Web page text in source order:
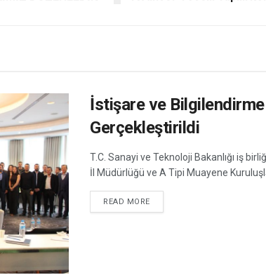
İstişare ve Bilgilendirme
Gerçekleştirildi
T.C. Sanayi ve Teknoloji Bakanlığı iş
İl Müdürlüğü ve A Tipi Muayene
READ MOREDETAILS